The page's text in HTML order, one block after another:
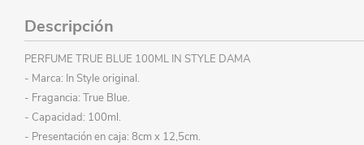
Descripción
PERFUME TRUE BLUE 100ML IN STYLE DAMA
- Marca: In Style original.
- Fragancia: True Blue.
- Capacidad: 100ml.
- Presentación en caja: 8cm x 12,5cm.